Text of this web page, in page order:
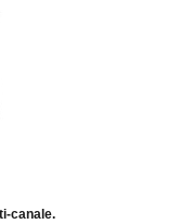
canale.